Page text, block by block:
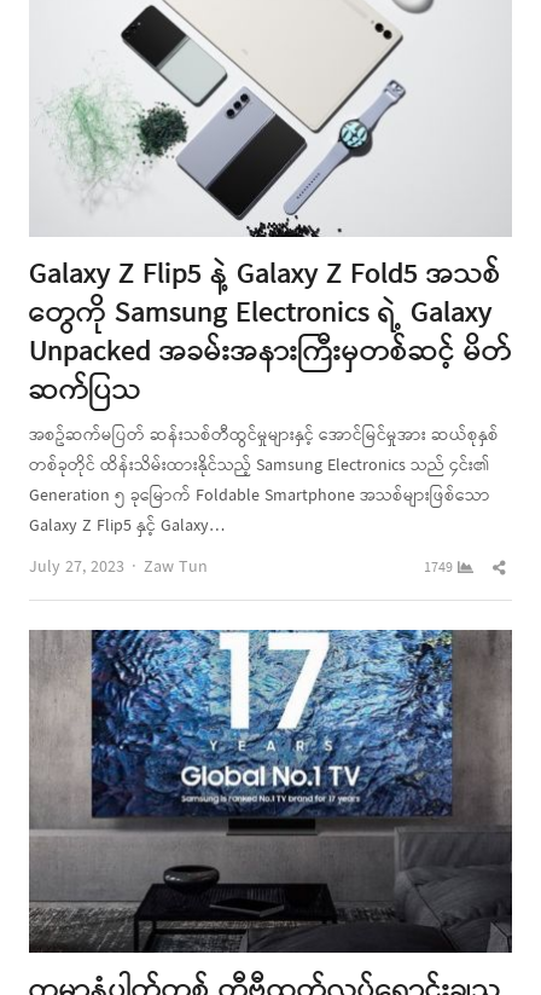
Galaxy Z Flip5 နဲ့ Galaxy Z Fold5 အသစ်
တွေကို Samsung Electronics ရဲ့ Galaxy
Unpacked အခမ်းအနားကြီးမှတစ်ဆင့် မိတ်
ဆက်ပြသ
အစဥ်ဆက်မပြတ် ဆန်းသစ်တီထွင်မှုများနှင့် အောင်မြင်မှုအား ဆယ်စုနှစ်
တစ်ခုတိုင် ထိန်းသိမ်းထားနိုင်သည့် Samsung Electronics သည် ၄င်း၏
Generation ၅ ခုမြောက် Foldable Smartphone အသစ်များဖြစ်သော
Galaxy Z Flip5 နှင့် Galaxy…
July 27, 2023
Author
Zaw Tun 1749